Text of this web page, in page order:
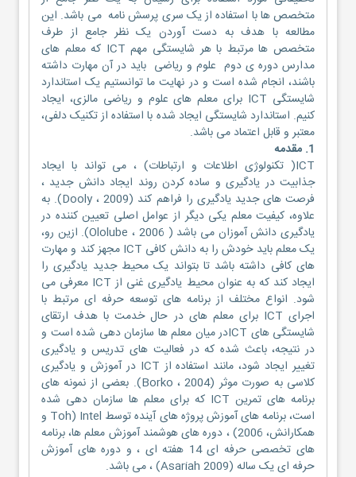
متخصص ها با استفاده از یک سری پرسش نامه می باشد. این
مطالعه با هدف به دست آوردن یک نظر جامع از طرف
متخصص ها مرتبط با هر شایستگی مهم ICT که معلم های
مدارس دوره ی دوم علوم و ریاضی باید در آن مهارت داشته
باشند، انجام شده است و در نهایت ما توانستیم یک استاندارد
شایستگی ICT برای معلم های علوم و ریاضی مالزی، ایجاد
کنیم. استاندارد شایستگی ایجاد شده با استفاده از تکنیک دلفی،
معتبر و قابل اعتماد می باشد.
1. مقدمه
ICT( تکنولوژی اطلاعات و ارتباطات) ، می تواند با ایجاد
جذابیت در یادگیری و ساده کردن روند ایجاد دانش جدید ،
فرصت های جدید یادگیری را فراهم کند (Dooly ، 2009). به
علاوه، کیفیت معلم یکی دیگر از عوامل اصلی تعیین کننده در
یادگیری دانش آموزان می باشد ( Ololube ، 2006). ازین رو،
یک معلم باید خودش را به دانش کافی ICT مجهز کند و مهارت
های کافی داشته باشد تا بتواند یک محیط جدید یادگیری را
ایجاد کند که به عنوان محیط یادگیری غنی از ICT معرفی می
شود. انواع مختلف از برنامه های توسعه حرفه ای مرتبط با
اجرای ICT برای معلم های در حال خدمت با هدف ارتقای
شایستگی های ICTدر میان معلم ها سازمان دهی شده است و
در نتیجه، باعث شده که در فعالیت های تدریس و یادگیری
تغییر ایجاد شود، مانند استفاده از ICT در آموزش و یادگیری
کلاسی به صورت موثر (Borko ، 2004). بعضی از نمونه های
برنامه های تمرین ICT که برای معلم ها سازمان دهی شده
است، برنامه های آموزش پروژه های آینده توسط Intel (Toh و
همکارانش، 2006) ، دوره های هوشمند آموزش معلم ها، برنامه
های تخصصی حرفه ای 14 هفته ای ، و دوره های آموزش
حرفه ای یک ساله (Asariah 2009) ، می باشد.